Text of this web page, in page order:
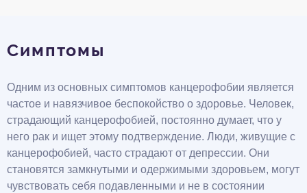
Симптомы
Одним из основных симптомов канцерофобии является
частое и навязчивое беспокойство о здоровье. Человек,
страдающий канцерофобией, постоянно думает, что у
него рак и ищет этому подтверждение. Люди, живущие с
канцерофобией, часто страдают от депрессии. Они
становятся замкнутыми и одержимыми здоровьем, могут
чувствовать себя подавленными и не в состоянии